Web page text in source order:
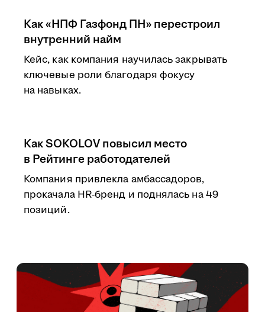
Как «НПФ Газфонд ПН» перестроил
внутренний найм
Кейс, как компания научилась закрывать
ключевые роли благодаря фокусу
на навыках.
Как SOKOLOV повысил место
в Рейтинге работодателей
Компания привлекла амбассадоров,
прокачала HR-бренд и поднялась на 49
позиций.